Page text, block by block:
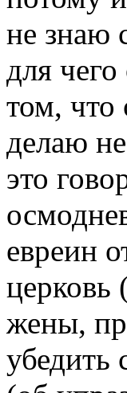
не знаю
для
том, что
делаю
это
евреин
жены,
убедить